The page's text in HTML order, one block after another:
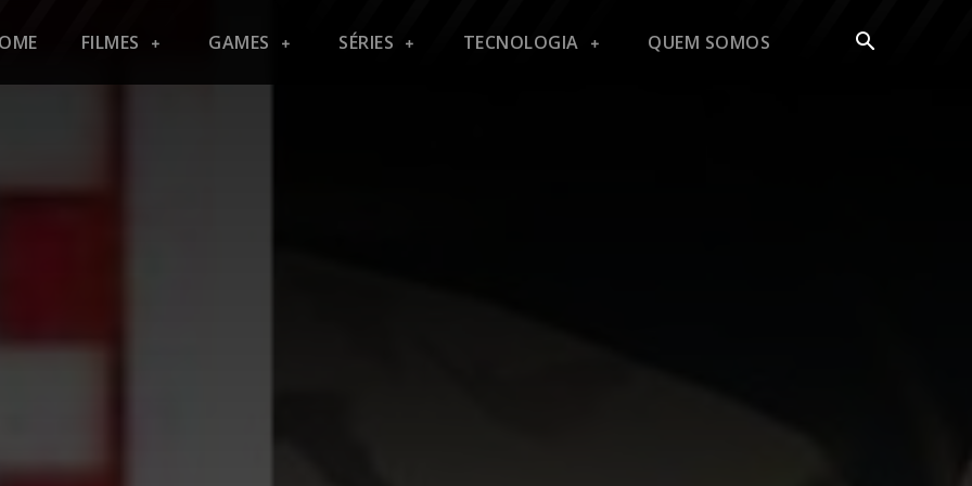
FILMES GAMES SÉRIES TECNOLOGIA QUEM SOMOS